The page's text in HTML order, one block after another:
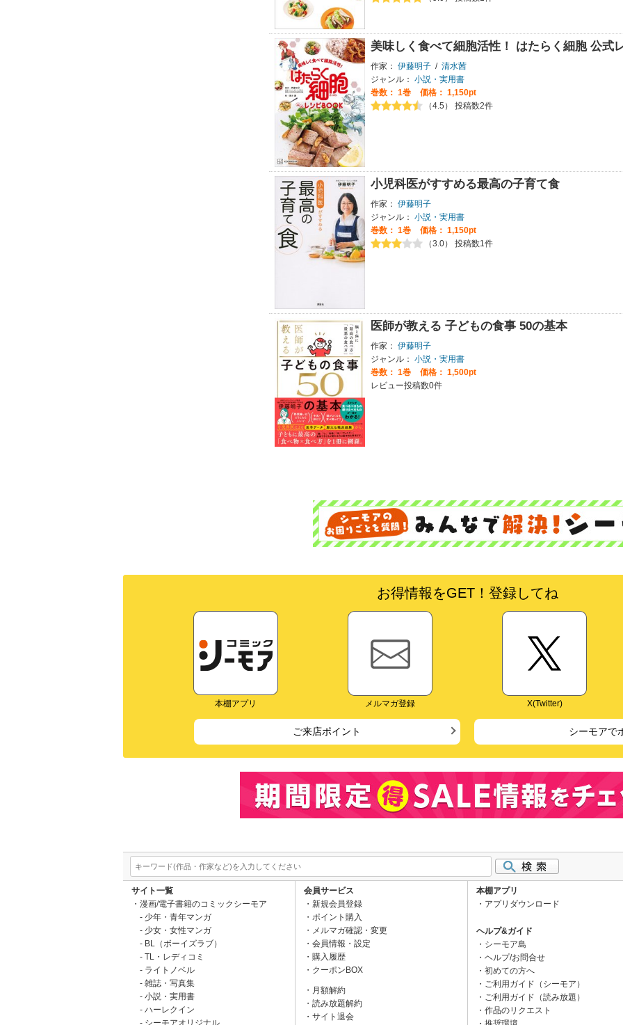
美味しく食べて細胞活性！ はたらく細胞 公式
作家： 伊藤明子 / 清水茜
ジャンル： 小説・実用書
巻数： 1巻
価格： 1,150pt
（4.5） 投稿数2件
小児科医がすすめる最高の子育て食
作家： 伊藤明子
ジャンル： 小説・実用書
巻数： 1巻
価格： 1,150pt
（3.0） 投稿数1件
医師が教える 子どもの食事 50の基本
作家： 伊藤明子
ジャンル： 小説・実用書
巻数： 1巻
価格： 1,500pt
レビュー投稿数0件
お得情報をGET！登録してね
本棚アプリ メルマガ登録 X(Twitter)
ご来店ポイント シーモアで
サイト一覧
漫画/電子書籍のコミックシーモア
少年・青年マンガ
少女・女性マンガ
BL（ボーイズラブ）
TL・レディコミ
ライトノベル
雑誌・写真集
小説・実用書
ハーレクイン
シーモアオリジナル
会員サービス
新規会員登録
ポイント購入
メルマガ確認・変更
会員情報・設定
購入履歴
クーポンBOX
月額解約
読み放題解約
サイト退会
本棚アプリ
アプリダウンロード
ヘルプ&ガイド
シーモア島
ヘルプ/お問合せ
初めての方へ
ご利用ガイド（シーモア）
ご利用ガイド（読み放題）
作品のリクエスト